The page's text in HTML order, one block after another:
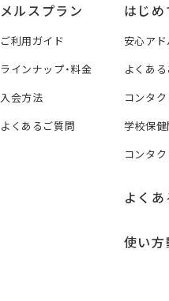
メルスプラン
ご利用ガイド
ラインナップ・料金
入会方法
よくあるご質問
はじめ
安心ア
よくある
コンタ
学校保
コンタ
よく
使い方